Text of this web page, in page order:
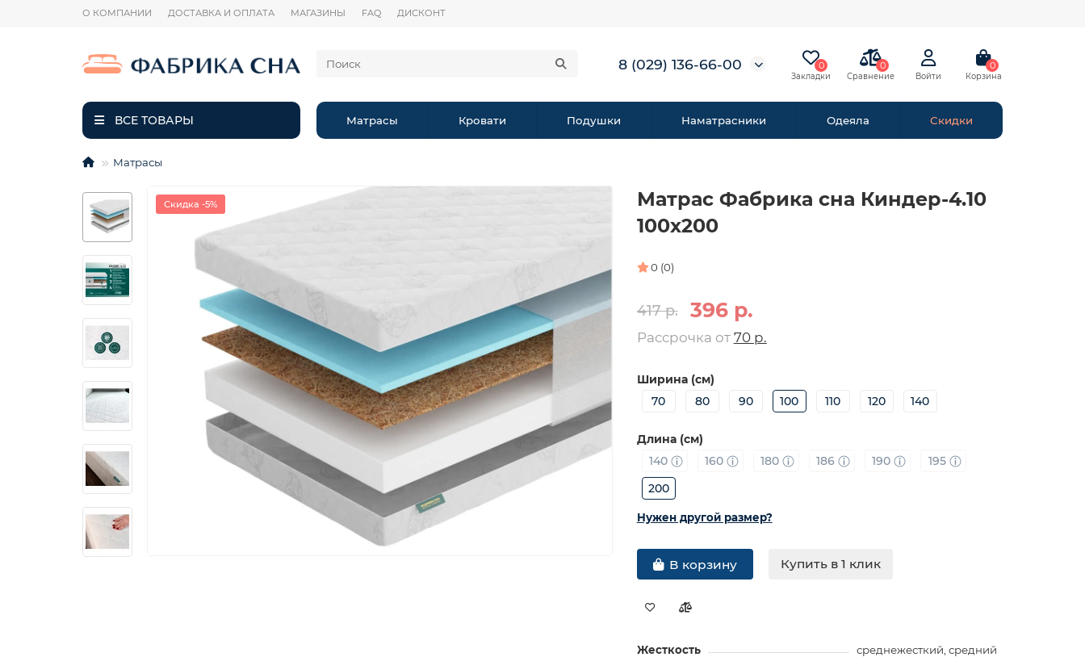
О КОМПАНИИ ДОСТАВКА И ОПЛАТА МАГАЗИНЫ FAQ ДИСКОНТ
8 (029) 136-66-00 0 0 0
ВСЕ ТОВАРЫ Матрасы Кровати Подушки Наматрасники Одеяла Скидки
Матрасы
Скидка -5%
Матрас Фабрика сна Киндер-4.10
100х200
0 (0)
417 р. 396 р.
Рассрочка от 70 р.
Ширина (см)
70
80 90 100 110 120 140
Длина (см)
140
160 180 186 190
195
200
Нужен другой размер?
В корзину Купить в 1 клик
Жесткость
среднежесткий, средний